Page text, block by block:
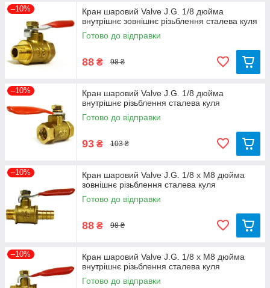
–10%
Кран шаровий Valve J.G. 1/8 дюйма
внутрішнє зовнішнє різьблення сталева куля
Готово до відправки
88 ₴ 98 ₴
–10%
Кран шаровий Valve J.G. 1/8 дюйма
внутрішнє різьблення сталева куля
Готово до відправки
93 ₴ 103 ₴
–10%
Кран шаровий Valve J.G. 1/8 х М8 дюйма
зовнішнє різьблення сталева куля
Готово до відправки
88 ₴ 98 ₴
–10%
Кран шаровий Valve J.G. 1/8 х М8 дюйма
внутрішнє різьблення сталева куля
Готово до відправки